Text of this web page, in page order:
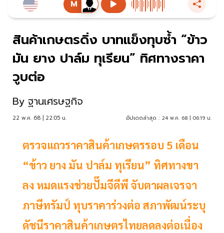
สินค้าเกษตรดิ่ง บาทแข็งทุบซํ้า “ข้าว
มัน ยาง ปาล์ม ทุเรียน” ทิศทางราคา
วูบต่อ
By ฐานเศรษฐกิจ
22 พ.ค. 68 | 22:05 น. อัปเดตล่าสุด : 24 พ.ค. 68 | 06:19 น.
ตรวจแถวราคาสินค้าเกษตรรอบ 5 เดือน
“ข้าว ยาง มัน ปาล์ม ทุเรียน” ทิศทางขา
ลง หมดแรงช่วยปั๊มจีดีพี จับตาผลเจรจา
ภาษีทรัมป์ ทุบราคาร่วงต่อ สภาพัฒน์ระบุ
ดัชนีราคาสินค้าเกษตรไทยลดลงต่อเนื่อง